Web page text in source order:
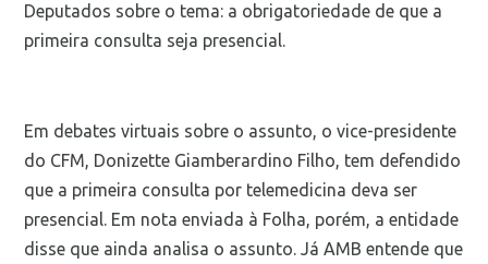
Deputados sobre o tema: a obrigatoriedade de que a
primeira consulta seja presencial.
Em debates virtuais sobre o assunto, o vice-presidente
do CFM, Donizette Giamberardino Filho, tem defendido
que a primeira consulta por telemedicina deva ser
presencial. Em nota enviada à Folha, porém, a entidade
disse que ainda analisa o assunto. Já AMB entende que